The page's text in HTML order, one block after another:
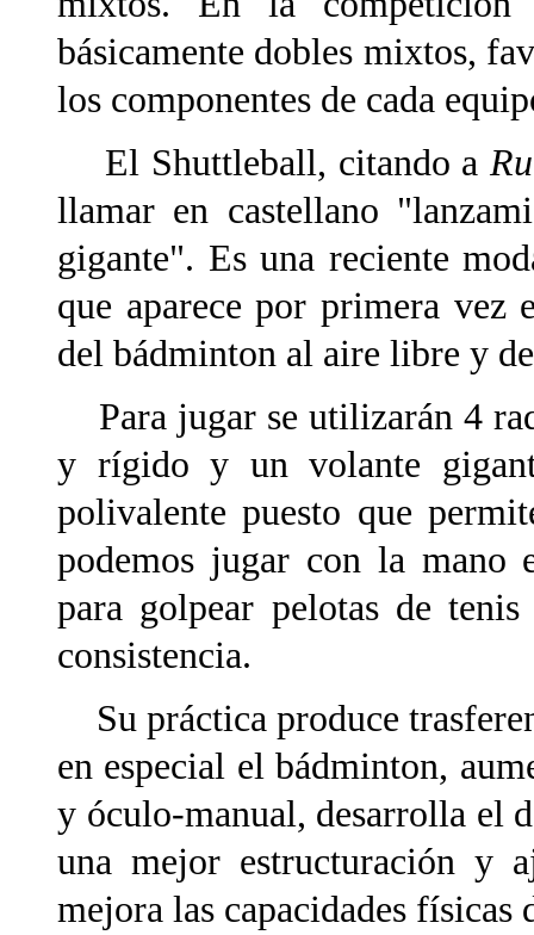
básicamente dobles mixtos,
los componentes de cada
El Shuttleball, citando a
llamar en castellano
gigante". Es una reciente
que aparece por primera vez
del bádminton al aire libre y
Para jugar se utilizarán 4
y rígido y un volante
polivalente puesto que
podemos jugar con la mano
para golpear pelotas de
consistencia.
Su práctica produce
en especial el bádminton,
y óculo-manual, desarrolla el
una mejor estructuración y
mejora las capacidades físicas